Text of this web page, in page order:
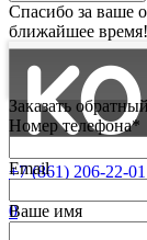
Спасибо за ваше
ближайшее время!
+7 (861) 206-22-01
0
Заказать
Номер телефона*
Email
Ваше имя